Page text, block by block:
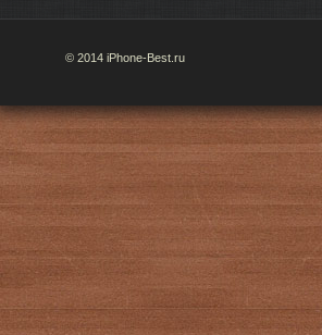
© 2014 iPhone-Best.ru